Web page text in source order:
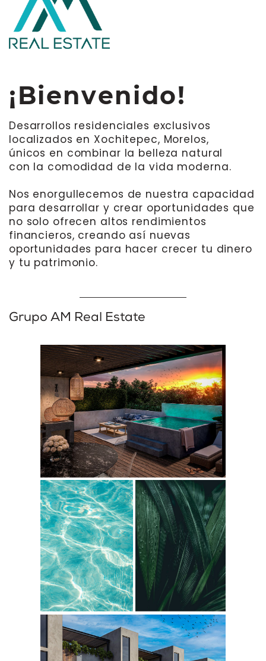
¡Bienvenido!
Desarrollos residenciales exclusivos ​
localizados en Xochitepec, Morelos,
únicos en combinar la belleza natural
con la comodidad de la vida moderna.
Nos enorgullecemos de nuestra capacidad
​para desarrollar y crear oportunidades que
​no solo ofrecen altos rendimientos ​
financieros, creando así nuevas ​
oportunidades para hacer crecer tu dinero ​
y tu patrimonio.
Grupo AM Real Estate